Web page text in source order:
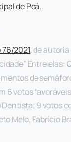
de Poá.
2021, de
Entre
de
6 votos
Dentista; 9 votos
Melo, Fabrício